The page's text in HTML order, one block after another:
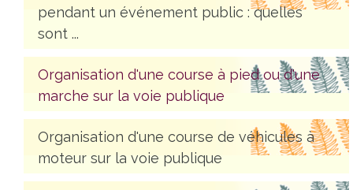
pendant un événement public : quelles
sont ...
Organisation d'une course à pied ou d'une
marche sur la voie publique
Organisation d'une course de véhicules à
moteur sur la voie publique